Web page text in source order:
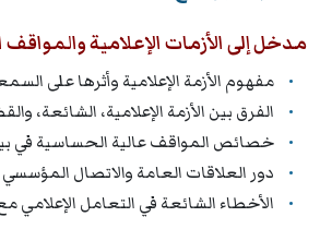
مدخل إلى الأزمات الإعلامية
مفهوم الأزمة الإعلامية وأثرها على
الفرق بين الأزمة الإعلامية، الشائعة،
خصائص المواقف عالية الحساسية في
دور العلاقات العامة والاتصال المؤسسي
الأخطاء الشائعة في التعامل الإعلامي